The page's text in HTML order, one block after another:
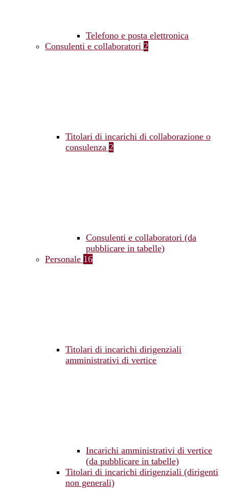
Telefono e posta elettronica
Consulenti e collaboratori 2
Titolari di incarichi di collaborazione o
consulenza 2
Consulenti e collaboratori (da
pubblicare in tabelle)
Personale 16
Titolari di incarichi dirigenziali
amministrativi di vertice
Incarichi amministrativi di vertice
(da pubblicare in tabelle)
Titolari di incarichi dirigenziali (dirigenti
non generali)